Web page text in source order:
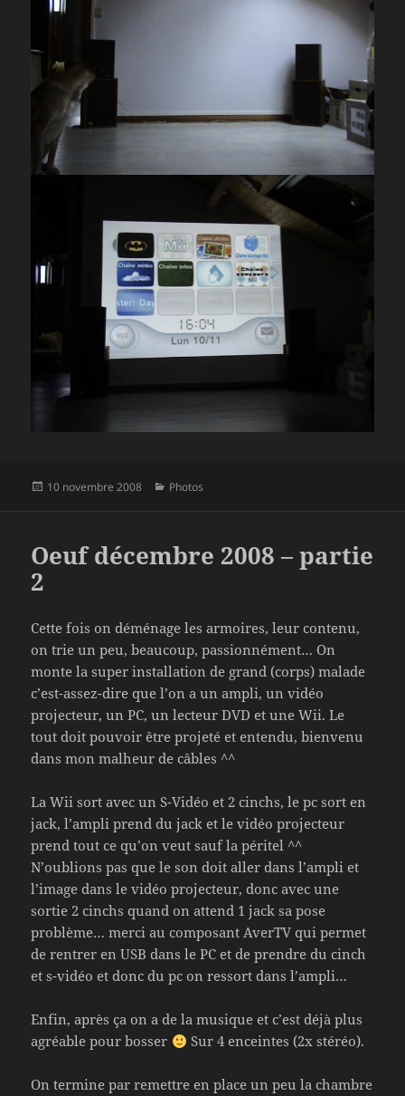
Publié
10 novembre 2008 Catégories
Photos
Oeuf décembre 2008 – partie
2
Cette fois on déménage les armoires, leur contenu,
on trie un peu, beaucoup, passionnément… On
monte la super installation de grand (corps) malade
c’est-assez-dire que l’on a un ampli, un vidéo
projecteur, un PC, un lecteur DVD et une Wii. Le
tout doit pouvoir être projeté et entendu, bienvenu
dans mon malheur de câbles ^^
La Wii sort avec un S-Vidéo et 2 cinchs, le pc sort en
jack, l’ampli prend du jack et le vidéo projecteur
prend tout ce qu’on veut sauf la péritel ^^
N’oublions pas que le son doit aller dans l’ampli et
l’image dans le vidéo projecteur, donc avec une
sortie 2 cinchs quand on attend 1 jack sa pose
problème… merci au composant AverTV qui permet
de rentrer en USB dans le PC et de prendre du cinch
et s-vidéo et donc du pc on ressort dans l’ampli…
Enfin, après ça on a de la musique et c’est déjà plus
agréable pour bosser
Sur 4 enceintes (2x stéréo).
On termine par remettre en place un peu la chambre